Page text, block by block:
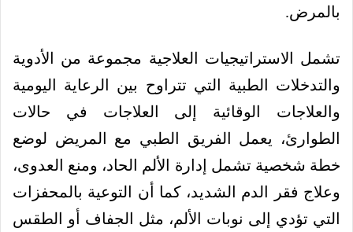
بالمرض.
تشمل الاستراتيجيات العلاجية مجموعة من الأدوية
والتدخلات الطبية التي تتراوح بين الرعاية اليومية
والعلاجات الوقائية إلى العلاجات في حالات
الطوارئ، يعمل الفريق الطبي مع المريض لوضع
خطة شخصية تشمل إدارة الألم الحاد، ومنع العدوى،
وعلاج فقر الدم الشديد، كما أن التوعية بالمحفزات
التي تؤدي إلى نوبات الألم، مثل الجفاف أو الطقس